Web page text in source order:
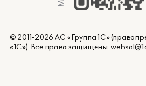
© 2011-2026 АО «Группа 1С»
«1С»). Все права защищены.